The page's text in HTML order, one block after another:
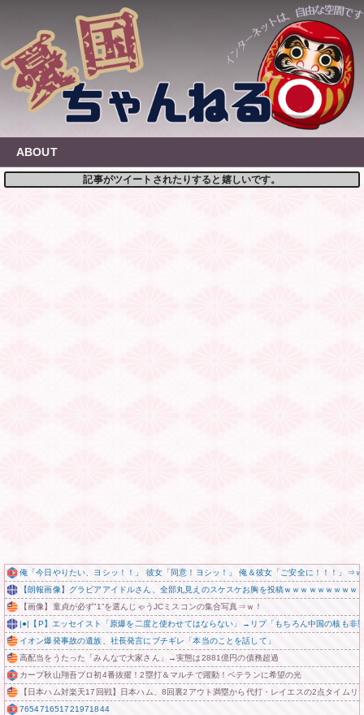
content
ABOUT
記事がツイートされたりすると嬉しいです。
俺「今日やりたい、ヨシッ！！」 彼女「同意！ヨシッ！」 俺＆彼女「ご安全に！！！」⇒
【朗報画像】グラビアアイドルさん、全部丸見えのスケスケお胸を投稿ｗｗｗｗｗｗｗｗｗ
【画像】童貞が必ず”1”を選んじゃうJCミスコンの集合写真⇒ｗ！
|●|【P】エッセイスト「原爆を二度と使わせてはならない」→リプ「もちろん中国の核も非
イオン爆発事故の遺族、社長発言にブチギレ「本当のことを話して」
高配当をうたった「みんなで大家さん」→実態は2881億円の債務超過
カープ秋山翔吾プロ初4番抜擢！2塁打＆マルチで躍動！ベテランに希望の光
【日本ハム対楽天17回戦】日本ハム、8回裏2アウト満塁から代打・レイエスの2点タイム
765471651721971844